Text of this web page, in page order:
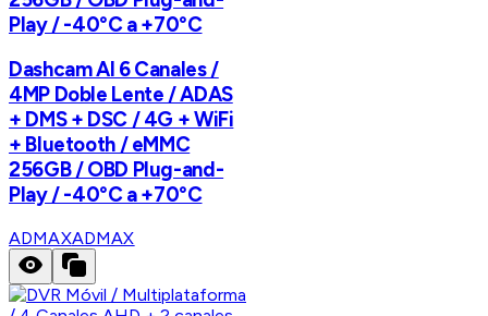
Play / -40°C a +70°C
Dashcam AI 6 Canales /
4MP Doble Lente / ADAS
+ DMS + DSC / 4G + WiFi
+ Bluetooth / eMMC
256GB / OBD Plug-and-
Play / -40°C a +70°C
ADMAXADMAX